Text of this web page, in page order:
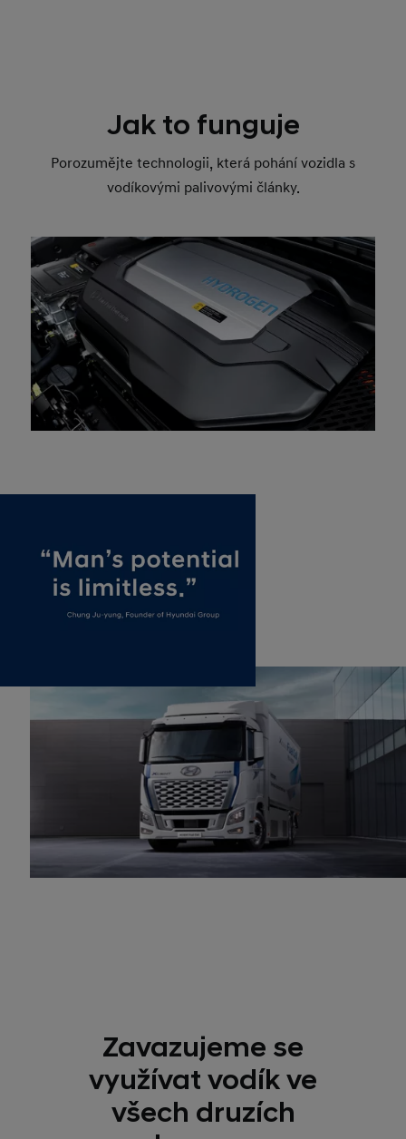
Jak to funguje
Porozumějte technologii, která pohání vozidla s
vodíkovými palivovými články.
Zavazujeme se
využívat vodík ve
všech druzích